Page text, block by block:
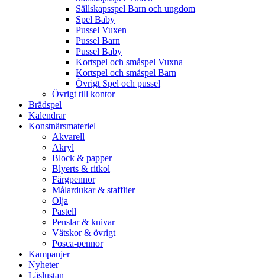
Sällskapsspel Barn och ungdom
Spel Baby
Pussel Vuxen
Pussel Barn
Pussel Baby
Kortspel och småspel Vuxna
Kortspel och småspel Barn
Övrigt Spel och pussel
Övrigt till kontor
Brädspel
Kalendrar
Konstnärsmateriel
Akvarell
Akryl
Block & papper
Blyerts & ritkol
Färgpennor
Målardukar & stafflier
Olja
Pastell
Penslar & knivar
Vätskor & övrigt
Posca-pennor
Kampanjer
Nyheter
Läslustan